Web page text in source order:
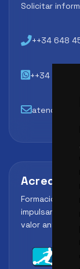
Solicitar
++34 648
++34 648 45
Formación,
impulsar el
valor ante